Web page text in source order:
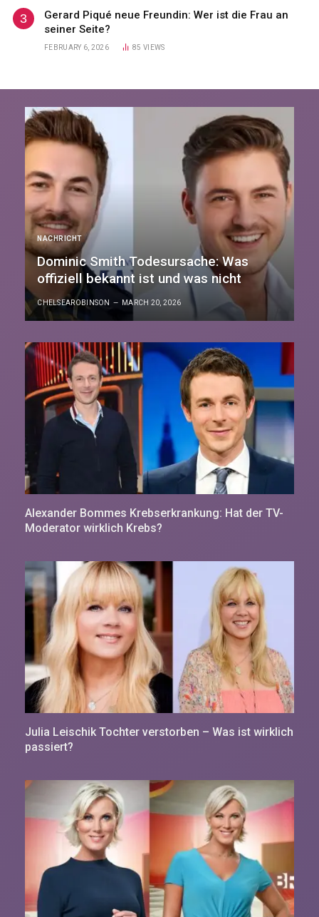
Gerard Piqué neue Freundin: Wer ist die Frau an
seiner Seite?
FEBRUARY 6, 2026 85VIEWS
NACHRICHT
Dominic Smith Todesursache: Was
offiziell bekannt ist und was nicht
CHELSEAROBINSON MARCH 20, 2026
Alexander Bommes Krebserkrankung: Hat der TV-
Moderator wirklich Krebs?
Julia Leischik Tochter verstorben – Was ist wirklich
passiert?